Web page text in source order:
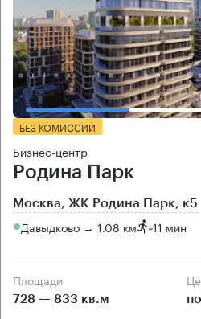
БЕЗ КОМИССИИ
Бизнес-центр
Родина Парк
Москва, ЖК Родина Парк, к5
Давыдково → 1.08 км ~11 мин
Площади
728 — 833 кв.м